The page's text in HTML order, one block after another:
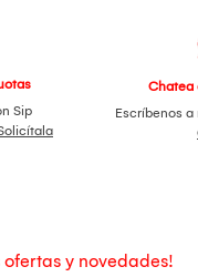
Sip
Chatea
Escríbenos a
ofertas y novedades!